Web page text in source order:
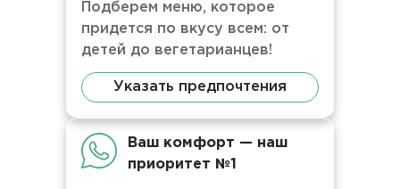
Подберем меню, которое
придется по вкусу всем: от
детей до вегетарианцев!
Указать предпочтения
Ваш комфорт — наш
приоритет №1